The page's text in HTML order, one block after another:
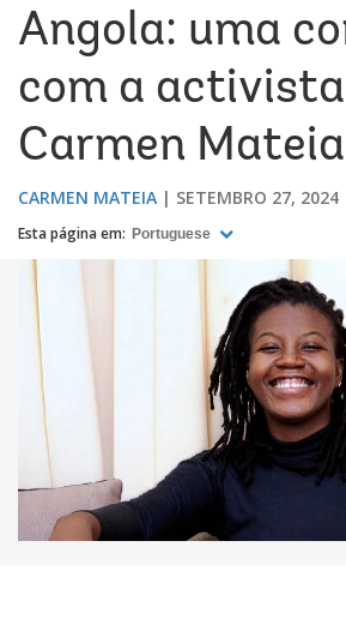
Angola: uma
com a
Carmen Mateia
CARMEN MATEIA SETEMBRO 27, 2024
Esta página em: Portuguese